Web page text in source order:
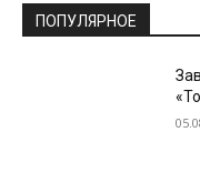
ПОПУЛЯРНОЕ